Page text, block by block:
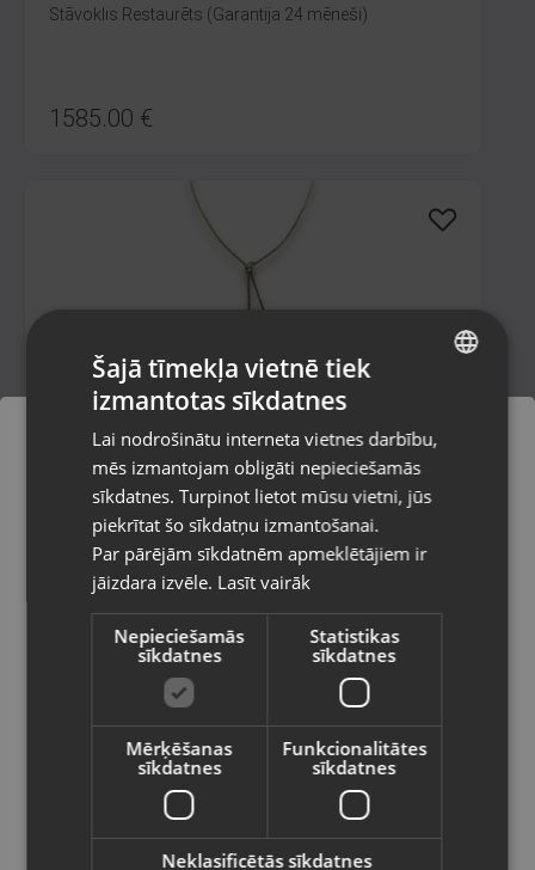
Stāvoklis Restaurēts (Garantija 24 mēneši)
1585.00 €
Zelta kaklarota
Rīga, Latgales iela 250 k-3
Stāvoklis Restaurēts (Garantija 24 mēneši)
628.00€
€ /mēn.
Zelta kaklarota
Pasūtījumi tiks piegādāti uz
izvēlēto valsti
Vietnes saturs būs attēlots izvēlētajā
valodā
Valsts
Latviešu / Latvian
RUSSIAN
Šajā tīmekļa vietnē tiek
izmantotas sīkdatnes
Lai nodrošinātu interneta vietnes darbību,
mēs izmantojam obligāti nepieciešamās
sīkdatnes. Turpinot lietot mūsu vietni, jūs
piekrītat šo sīkdatņu izmantošanai.
Par pārējām sīkdatnēm apmeklētājiem ir
jāizdara izvēle. Lasīt vairāk
Nepieciešamās
sīkdatnes
Statistikas
sīkdatnes
Mērķēšanas
sīkdatnes
Funkcionalitātes
sīkdatnes
Neklasificētās sīkdatnes